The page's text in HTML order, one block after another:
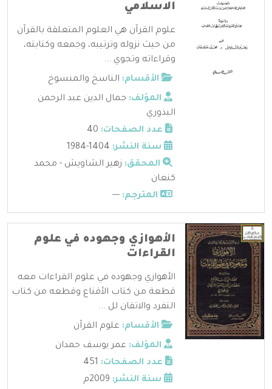
الاسلامي
علوم القرآن هي العلوم المتعلقة بالقرآن
من حيث نزوله وترتيبه، وجمعه وكتابته،
وقراءاته وتجوي ...
الأقسام: الناسخ والمنسوخ
المؤلف: جمال الدين عبد الرحمن
البذوري
عدد الصفحات:
سنة النشر:
المحقق: زهير الشاويش - محمد
كنعان
المترجم: ---
الأهوازي وجهوده في علوم
القراءات
الأهوازي وجهوده في علوم القراءات معه
قطعة من كتاب الأقناع وقطعه من كتاب
التفرد والاتقان لل ...
الأقسام: علوم القرآن
المؤلف: عمر يوسف حمدان
عدد الصفحات:
سنة النشر: